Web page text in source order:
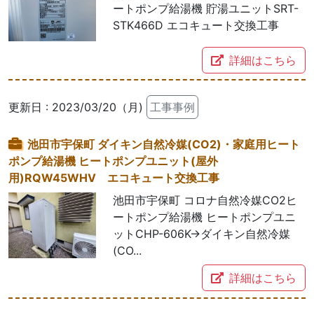
ートポンプ給湯機 貯湯ユニットSRT-
STK466D エコキュート交換工事
詳細はこちら
更新日 : 2023/03/20（月) 工事事例
池田市宇保町 ダイキン自然冷媒(CO2)・家庭用ヒート
ポンプ給湯機 ヒートポンプユニット(屋外
用)RQW45WHV エコキュート交換工事
池田市宇保町 コロナ自然冷媒CO2ヒ
ートポンプ給湯機 ヒートポンプユニ
ットCHP-606K→ダイキン自然冷媒
(CO...
詳細はこちら